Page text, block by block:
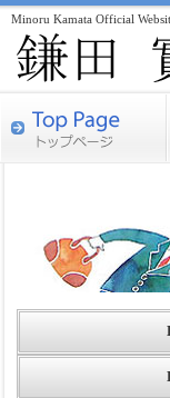
Minoru Kamata Official